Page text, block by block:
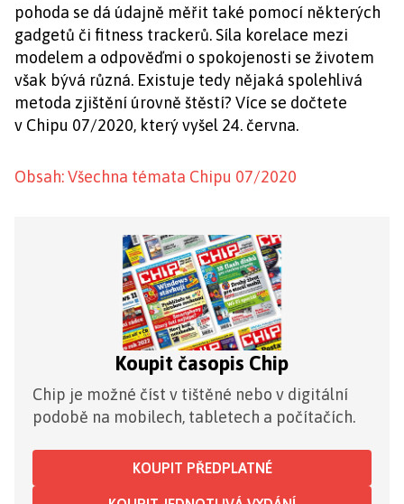
pohoda se dá údajně měřit také pomocí některých
gadgetů či fitness trackerů. Síla korelace mezi
modelem a odpověďmi o spokojenosti se životem
však bývá různá. Existuje tedy nějaká spolehlivá
metoda zjištění úrovně štěstí? Více se dočtete
v Chipu 07/2020, který vyšel 24. června.
Obsah: Všechna témata Chipu 07/2020
Koupit časopis Chip
Chip je možné číst v tištěné nebo v digitální
podobě na mobilech, tabletech a počítačích.
KOUPIT PŘEDPLATNÉ